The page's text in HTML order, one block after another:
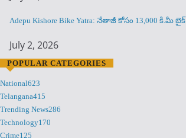
Adepu Kishore Bike Yatra: నేతాజీ కోసం 13,000 కి.మీ
July 2, 2026
POPULAR CATEGORIES
National623
Telangana415
Trending News286
Technology170
Crime125